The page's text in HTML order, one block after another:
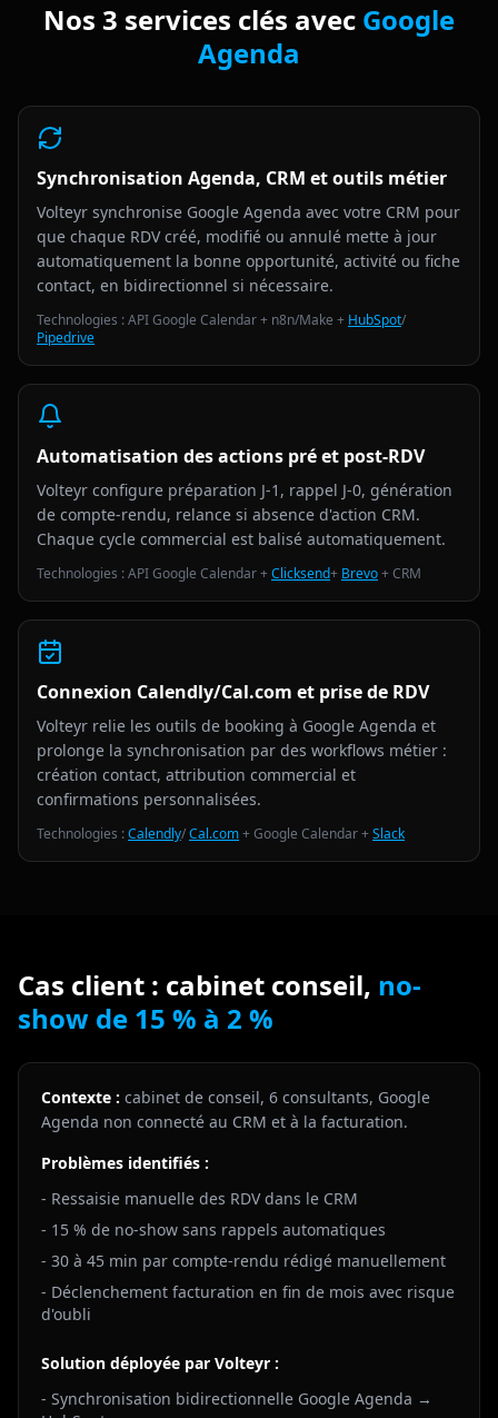
Nos 3 services clés avec Google
Agenda
Synchronisation Agenda, CRM et outils métier
Volteyr synchronise Google Agenda avec votre CRM pour
que chaque RDV créé, modifié ou annulé mette à jour
automatiquement la bonne opportunité, activité ou fiche
contact, en bidirectionnel si nécessaire.
Technologies : API Google Calendar + n8n/Make + HubSpot/
Pipedrive
Automatisation des actions pré et post-RDV
Volteyr configure préparation J-1, rappel J-0, génération
de compte-rendu, relance si absence d'action CRM.
Chaque cycle commercial est balisé automatiquement.
Technologies : API Google Calendar +Clicksend+ Brevo+ CRM
Connexion Calendly/Cal.com et prise de RDV
Volteyr relie les outils de booking à Google Agenda et
prolonge la synchronisation par des workflows métier :
création contact, attribution commercial et
confirmations personnalisées.
Technologies :Calendly/Cal.com+ Google Calendar +Slack
Cas client : cabinet conseil, no-
show de 15 % à 2 %
Contexte : cabinet de conseil, 6 consultants, Google
Agenda non connecté au CRM et à la facturation.
Problèmes identifiés :
- Ressaisie manuelle des RDV dans le CRM
- 15 % de no-show sans rappels automatiques
- 30 à 45 min par compte-rendu rédigé manuellement
- Déclenchement facturation en fin de mois avec risque
d'oubli
Solution déployée par Volteyr :
- Synchronisation bidirectionnelle Google Agenda →